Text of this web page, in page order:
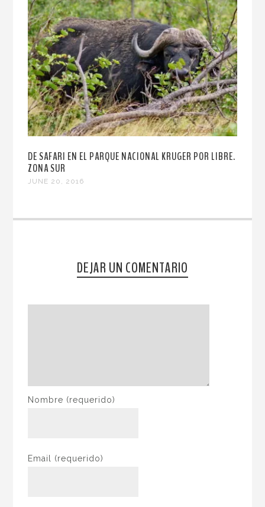
DE SAFARI EN EL PARQUE NACIONAL KRUGER POR LIBRE.
ZONA SUR
JUNE 20, 2016
DEJAR UN COMENTARIO
Nombre (requerido)
Email (requerido)